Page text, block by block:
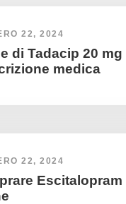
22, 2024
di Tadacip 20 mg
medica
22, 2024